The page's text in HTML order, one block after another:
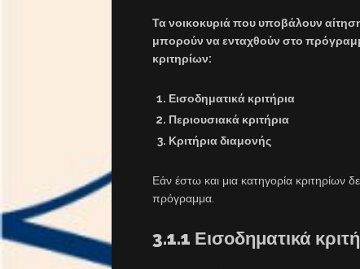
Τα νοικοκυριά που υποβάλουν
μπορούν να ενταχθούν στο
κριτηρίων:
Εισοδηματικά κριτήρια
Περιουσιακά κριτήρια
Κριτήρια διαμονής
Εάν έστω και μια κατηγορία κριτηρίων
πρόγραμμα.
3.1.1 Εισοδηματικά